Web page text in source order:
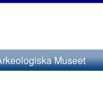
Museet